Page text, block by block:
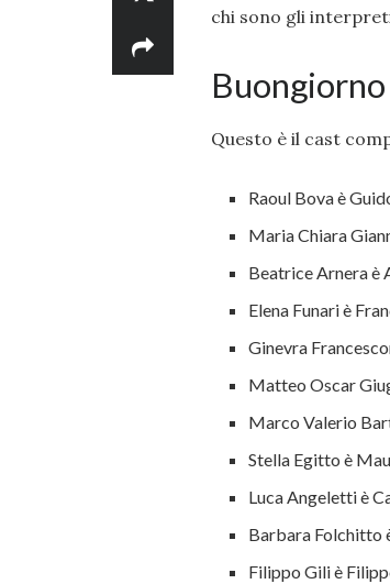
chi sono gli
Questo è il cast
Raoul Bova è
Maria Chiara
Beatrice Arnera è
Elena Funari è
Ginevra
Matteo Oscar
Marco Valerio
Stella Egitto è
Luca Angeletti è
Barbara Folchitto
Filippo Gili è